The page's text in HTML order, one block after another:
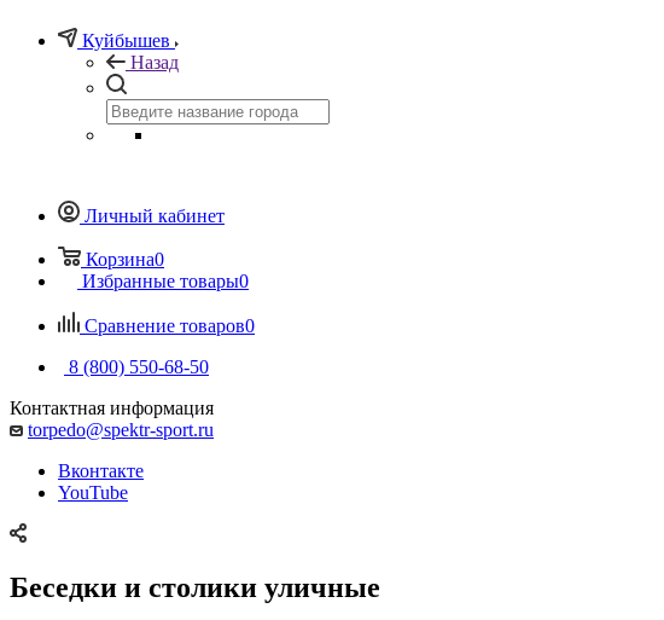
Куйбышев
Назад
Личный кабинет
Корзина0
Избранные товары0
Сравнение товаров0
8 (800) 550-68-50
Контактная информация
torpedo@spektr-sport.ru
Вконтакте
YouTube
Беседки и столики уличные